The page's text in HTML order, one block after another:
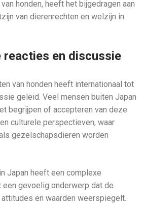
honden, heeft het bijgedragen aan
van dierenrechten en welzijn in
reacties en discussie
van honden heeft internationaal tot
geleid. Veel mensen buiten Japan
begrijpen of accepteren van deze
culturele perspectieven, waar
gezelschapsdieren worden
Japan heeft een complexe
gevoelig onderwerp dat de
en waarden weerspiegelt.